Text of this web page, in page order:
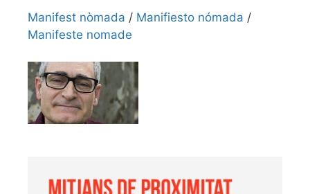
Manifest nòmada / Manifiesto nómada /
Manifeste nomade